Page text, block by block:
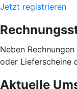
Jetzt registrieren
Neben
oder Lieferscheine
Aktuelle